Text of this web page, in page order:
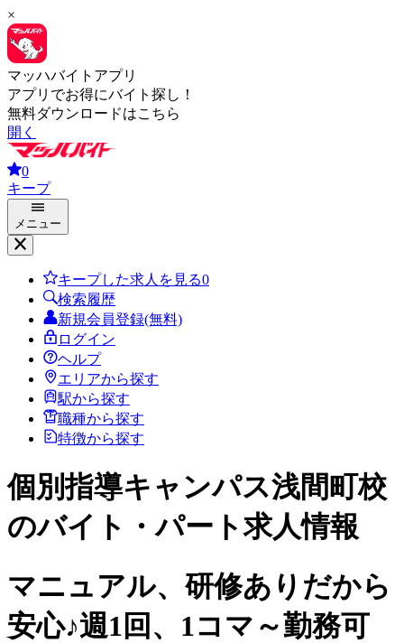
×
マッハバイトアプリ
アプリでお得にバイト探し！
無料ダウンロードはこちら
開く
0
キープ
メニュー
キープした求人を見る0
検索履歴
新規会員登録(無料)
ログイン
ヘルプ
エリアから探す
駅から探す
職種から探す
特徴から探す
個別指導キャンパス浅間町校
のバイト・パート求人情報
マニュアル、研修ありだから
安心♪週1回、1コマ～勤務可